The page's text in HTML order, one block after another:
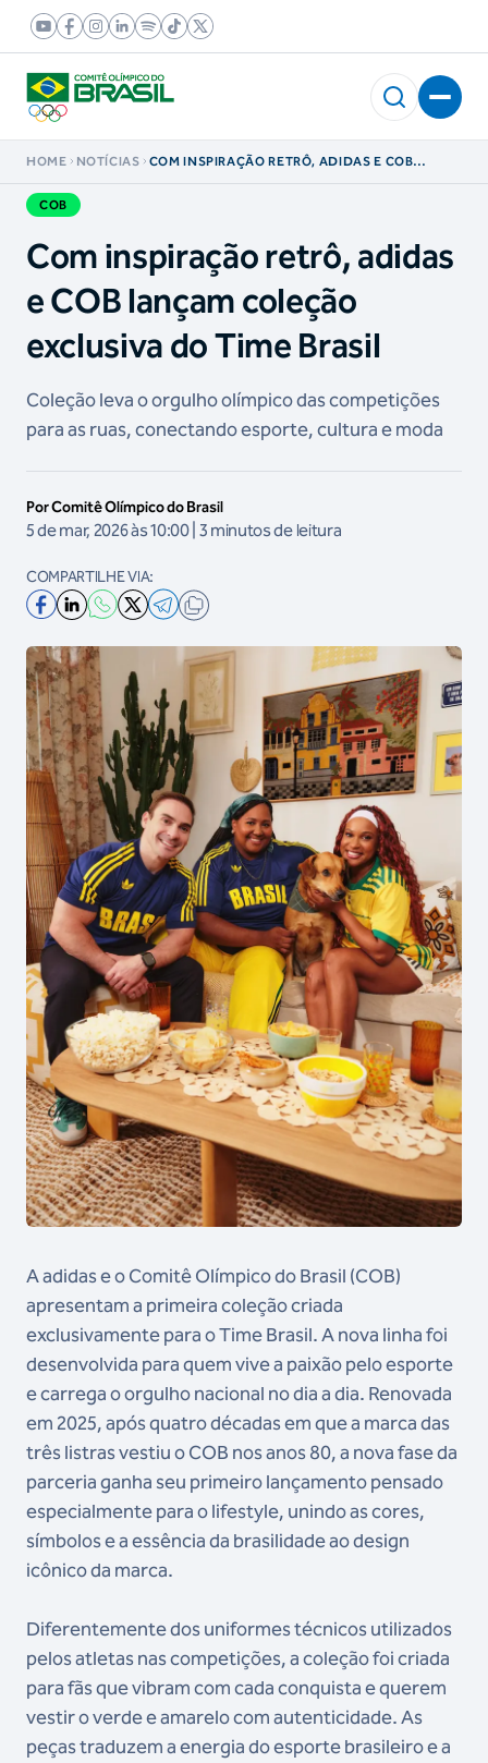
HOME NOTÍCIAS
COM INSPIRAÇÃO RETRÔ, ADIDAS E COB
COB
Com inspiração retrô, adidas
e COB lançam coleção
exclusiva do Time Brasil
Coleção leva o orgulho olímpico das competições
para as ruas, conectando esporte, cultura e moda
Por Comitê Olímpico do Brasil
5 de mar, 2026 às 10:00 | 3 minutos de leitura
COMPARTILHE VIA:
A adidas e o Comitê Olímpico do Brasil (COB)
apresentam a primeira coleção criada
exclusivamente para o Time Brasil. A nova linha foi
desenvolvida para quem vive a paixão pelo esporte
e carrega o orgulho nacional no dia a dia. Renovada
em 2025, após quatro décadas em que a marca das
três listras vestiu o COB nos anos 80, a nova fase da
parceria ganha seu primeiro lançamento pensado
especialmente para o lifestyle, unindo as cores,
símbolos e a essência da brasilidade ao design
icônico da marca.
Diferentemente dos uniformes técnicos utilizados
pelos atletas nas competições, a coleção foi criada
para fãs que vibram com cada conquista e querem
vestir o verde e amarelo com autenticidade. As
peças traduzem a energia do esporte brasileiro e a